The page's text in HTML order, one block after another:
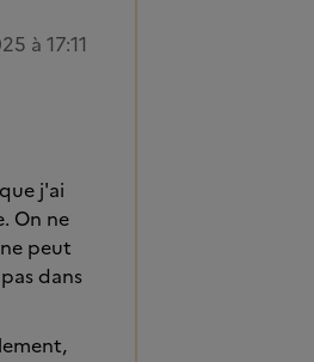
à 17:11
j'ai
On ne
peut
dans